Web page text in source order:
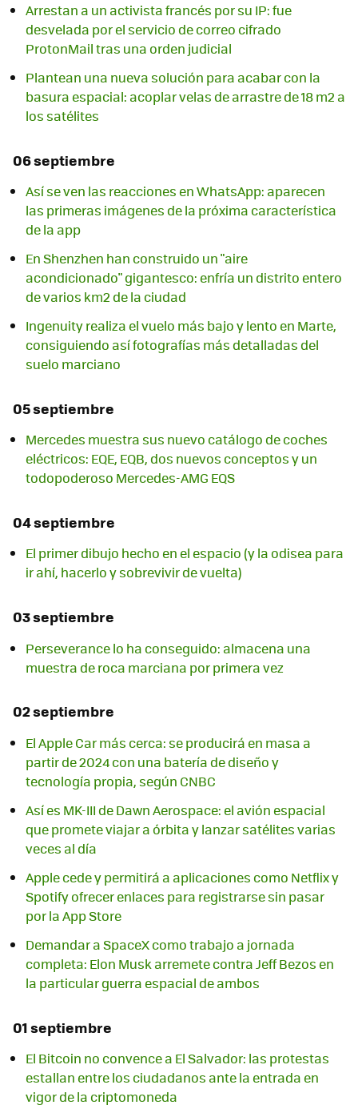
Arrestan a un activista francés por su IP: fue
desvelada por el servicio de correo cifrado
ProtonMail tras una orden judicial
Plantean una nueva solución para acabar con la
basura espacial: acoplar velas de arrastre de 18 m2 a
los satélites
06 septiembre
Así se ven las reacciones en WhatsApp: aparecen
las primeras imágenes de la próxima característica
de la app
En Shenzhen han construido un "aire
acondicionado" gigantesco: enfría un distrito entero
de varios km2 de la ciudad
Ingenuity realiza el vuelo más bajo y lento en Marte,
consiguiendo así fotografías más detalladas del
suelo marciano
05 septiembre
Mercedes muestra sus nuevo catálogo de coches
eléctricos: EQE, EQB, dos nuevos conceptos y un
todopoderoso Mercedes-AMG EQS
04 septiembre
El primer dibujo hecho en el espacio (y la odisea para
ir ahí, hacerlo y sobrevivir de vuelta)
03 septiembre
Perseverance lo ha conseguido: almacena una
muestra de roca marciana por primera vez
02 septiembre
El Apple Car más cerca: se producirá en masa a
partir de 2024 con una batería de diseño y
tecnología propia, según CNBC
Así es MK-III de Dawn Aerospace: el avión espacial
que promete viajar a órbita y lanzar satélites varias
veces al día
Apple cede y permitirá a aplicaciones como Netflix y
Spotify ofrecer enlaces para registrarse sin pasar
por la App Store
Demandar a SpaceX como trabajo a jornada
completa: Elon Musk arremete contra Jeff Bezos en
la particular guerra espacial de ambos
01 septiembre
El Bitcoin no convence a El Salvador: las protestas
estallan entre los ciudadanos ante la entrada en
vigor de la criptomoneda